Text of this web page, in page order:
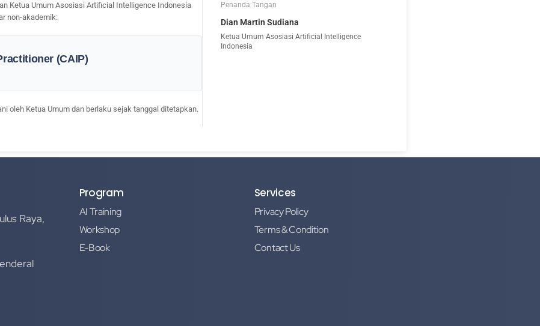
Ketua Umum Asosiasi Artificial Intelligence Indonesia
non-akademik:
(CAIP)
oleh Ketua Umum dan berlaku sejak tanggal ditetapkan.
Penanda Tangan
Dian Martin Sudiana
Ketua Umum Asosiasi Artificial Intelligence
Indonesia
Raya,
Program
AI Training
Workshop
E-Book
Services
Privacy Policy
Terms & Condition
Contact Us